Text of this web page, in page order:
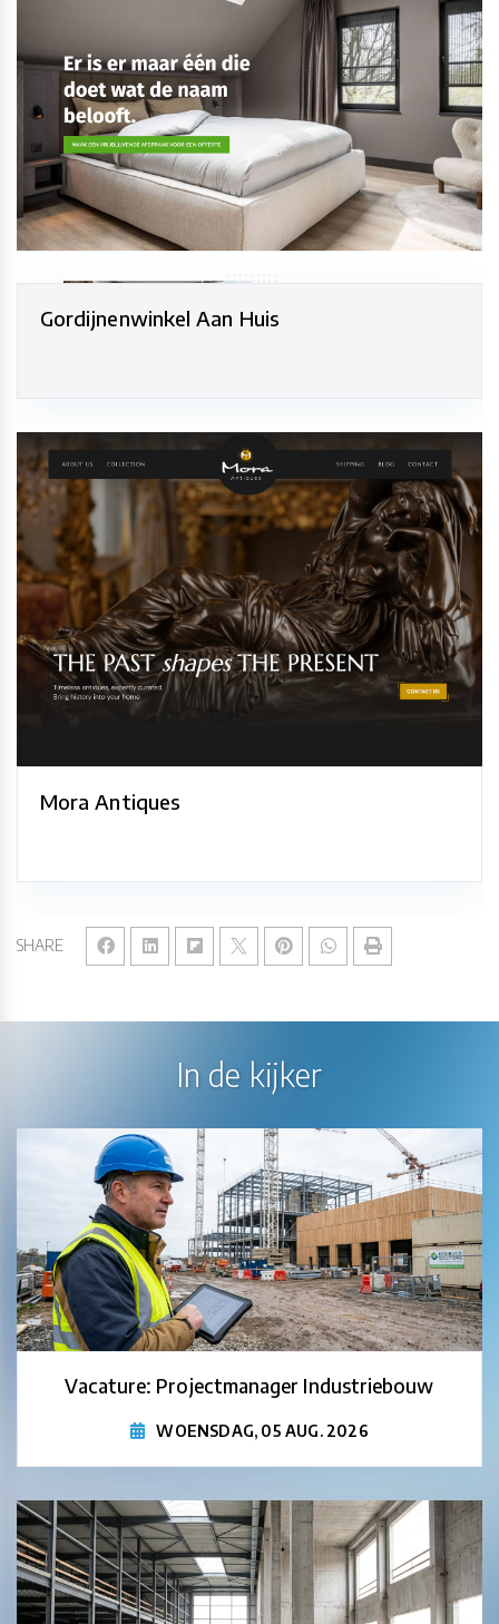
SHARE
Gordijnenwinkel Aan Huis
Mora Antiques
In de kijker
Vacature: Projectmanager Industriebouw
WOENSDAG, 05 AUG. 2026